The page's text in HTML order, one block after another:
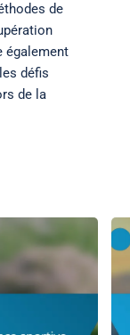
de
également
défis
de la